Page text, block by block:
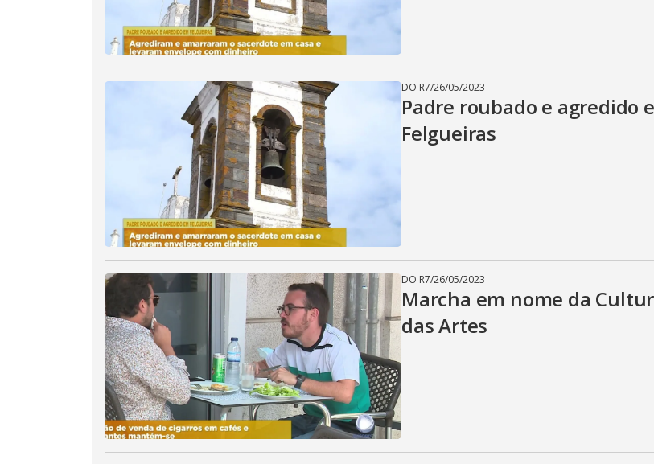
i
d
e
o
DO R7/26/05/2023
Padre roubado e agredido
Felgueiras
DO R7/26/05/2023
Marcha em nome da
das Artes